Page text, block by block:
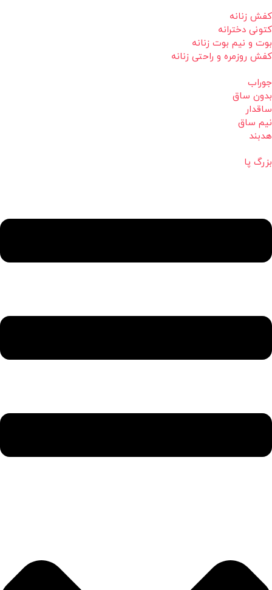
کفش زنانه
کتونی دخترانه
بوت و نیم بوت زنانه
کفش روزمره و راحتی زنانه
جوراب
بدون ساق
ساقدار
نیم ساق
هدبند
بزرگ پا